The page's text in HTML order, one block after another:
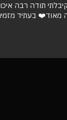
תודה רבה
מאוד❤️ בעתיד